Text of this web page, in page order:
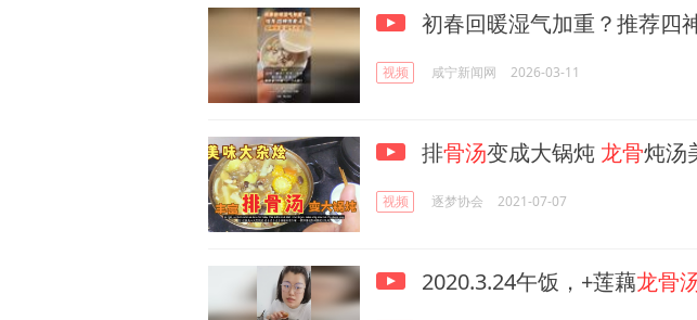
初春回暖湿气加重？推荐四
视频 咸宁新闻网 2026-03-11
排骨汤变成大锅炖 龙骨炖汤
视频 逐梦协会 2021-07-07
2020.3.24午饭，+莲藕龙骨